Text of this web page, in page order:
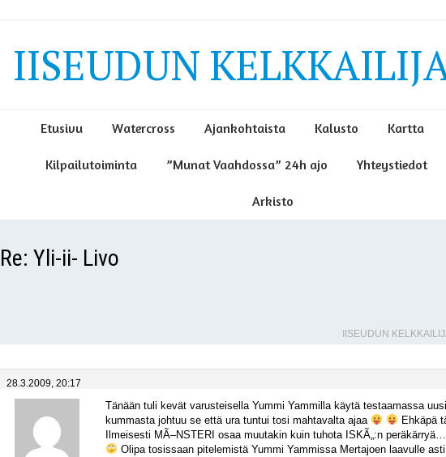
IISEUDUN
Etusivu Watercross Ajankohtaista Kalusto Kartta
Kilpailutoiminta ”Munat Vaahdossa” 24h ajo Yhteystiedot
Arkisto
Re: Yli-ii- Livo
IISEUDUN
28.3.2009, 20:17
Tänään tuli kevät varusteisella Yummi Yammilla käytä testaamassa
kummasta johtuu se että ura tuntui tosi mahtavalta ajaa
Ehkäpä
Ilmeisesti MÃ–NSTERI osaa muutakin kuin tuhota ISKÃ„:n
Olipa tosissaan pitelemistä Yummi Yammissa Mertajoen laavulle